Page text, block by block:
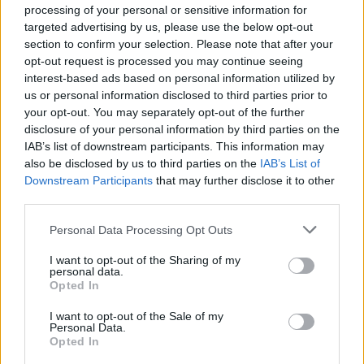
processing of your personal or sensitive information for
targeted advertising by us, please use the below opt-out
section to confirm your selection. Please note that after your
opt-out request is processed you may continue seeing
interest-based ads based on personal information utilized by
us or personal information disclosed to third parties prior to
your opt-out. You may separately opt-out of the further
disclosure of your personal information by third parties on the
IAB’s list of downstream participants. This information may
also be disclosed by us to third parties on the IAB’s List of
Downstream Participants that may further disclose it to other
Please note that this website/app uses one or more Google
not limited to your visit or usage behaviour. You may click to
grant or deny consent to Google and its third-party tags to
use your data for below specified purposes in below Google
consent section.
Personal Data Processing Opt Outs
I want to opt-out of the Sharing of my
personal data.
Opted In
I want to opt-out of the Sale of my
Personal Data.
Opted In
Kijelentem, hogy azadatkezelési nyilatkozattartalmát
megismertem és azt elfogadom.
Feliratkozom
Nagyszabású finálé: A Smash by Meló-Diák
Balatonalmádiban zárul a Smash by Meló-Diák nyári
#sony #playstation
#microsoft